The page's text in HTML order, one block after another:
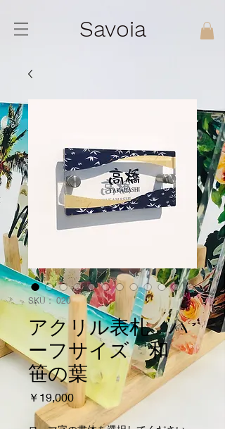
Savoia
SKU： 020
アクリル表札 ハ
ーフサイズ 和
笹の葉
￥19,000価
格